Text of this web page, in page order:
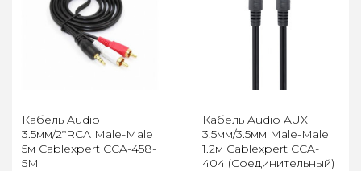
Кабель Audio
3.5мм/2*RCA Male-Male
5м Cablexpert CCA-458-
5M
Кабель Audio AUX
3.5мм/3.5мм Male-Male
1.2м Cablexpert CCA-
404 (Соединительный)